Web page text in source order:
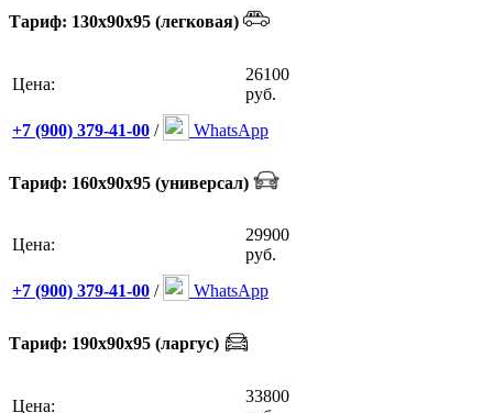
Тариф: 130х90х95 (легковая)
Цена:
26100
руб.
+7 (900) 379-41-00 / WhatsApp
Тариф: 160х90х95 (универсал)
Цена:
29900
руб.
+7 (900) 379-41-00 / WhatsApp
Тариф: 190х90х95 (ларгус)
Цена:
33800